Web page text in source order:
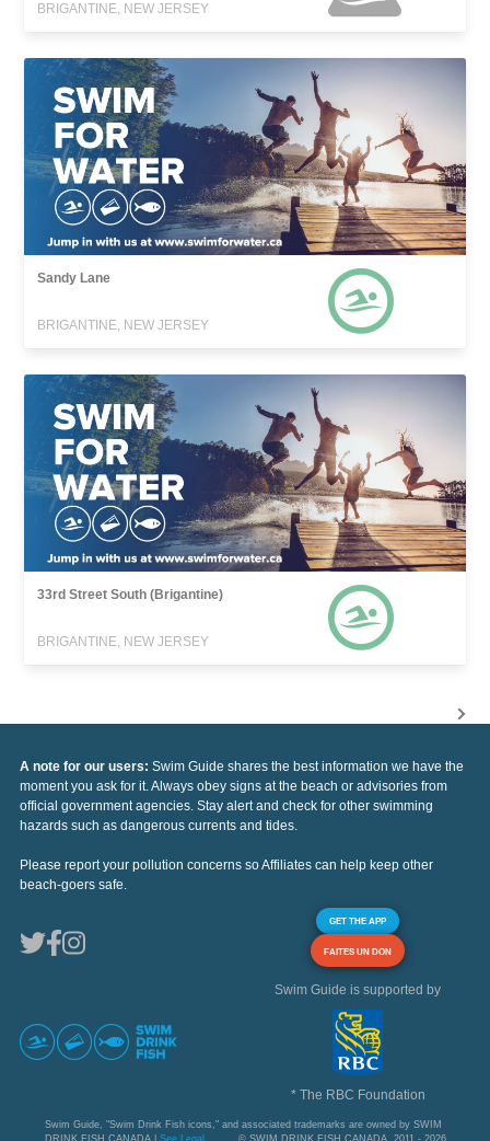
BRIGANTINE, NEW JERSEY
Sandy Lane
BRIGANTINE, NEW JERSEY
33rd Street South (Brigantine)
BRIGANTINE, NEW JERSEY
A note for our users: Swim Guide shares the best information we have the
moment you ask for it. Always obey signs at the beach or advisories from
official government agencies. Stay alert and check for other swimming
hazards such as dangerous currents and tides.
Please report your pollution concerns so Affiliates can help keep other
beach-goers safe.
GET THE APP
FAITES UN DON
Swim Guide is supported by
* The RBC Foundation
Swim Guide, "Swim Drink Fish icons," and associated trademarks are owned by SWIM